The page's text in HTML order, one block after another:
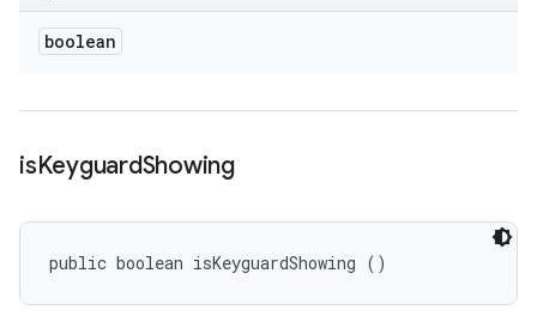
boolean
isKeyguardShowing
public boolean isKeyguardShowing ()